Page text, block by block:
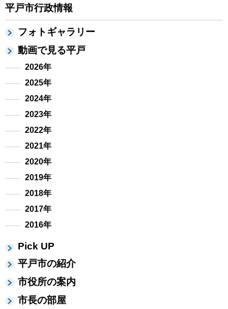
平戸市行政情報
フォトギャラリー
動画で見る平戸
2026年
2025年
2024年
2023年
2022年
2021年
2020年
2019年
2018年
2017年
2016年
Pick UP
平戸市の紹介
市役所の案内
市長の部屋